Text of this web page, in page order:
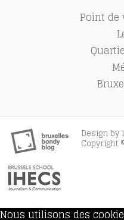
Point de
Design by
Copyright
Nous utilisons des